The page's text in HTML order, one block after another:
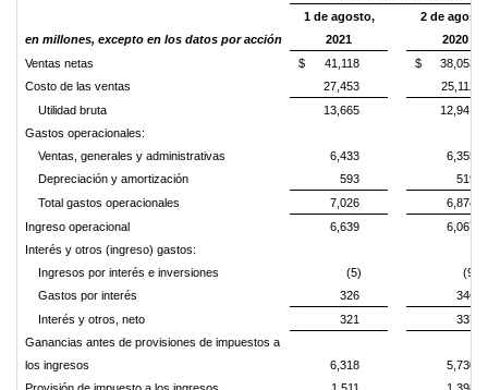
en millones, excepto en los datos por acción
1 de agosto,
2021
2 de
2020
Ventas netas
$ 41,118 $
38,053
Costo de las ventas
27,453
25,112
Utilidad bruta
13,665
12,941
Gastos operacionales:
Ventas, generales y administrativas
6,433
6,355
Depreciación y amortización
593
519
Total gastos operacionales
7,026
6,874
Ingreso operacional
6,639
6,067
Interés y otros (ingreso) gastos:
Ingresos por interés e inversiones
(5)
(9)
Gastos por interés
326
346
Interés y otros, neto
321
337
Ganancias antes de provisiones de impuestos a
los ingresos
6,318
5,730